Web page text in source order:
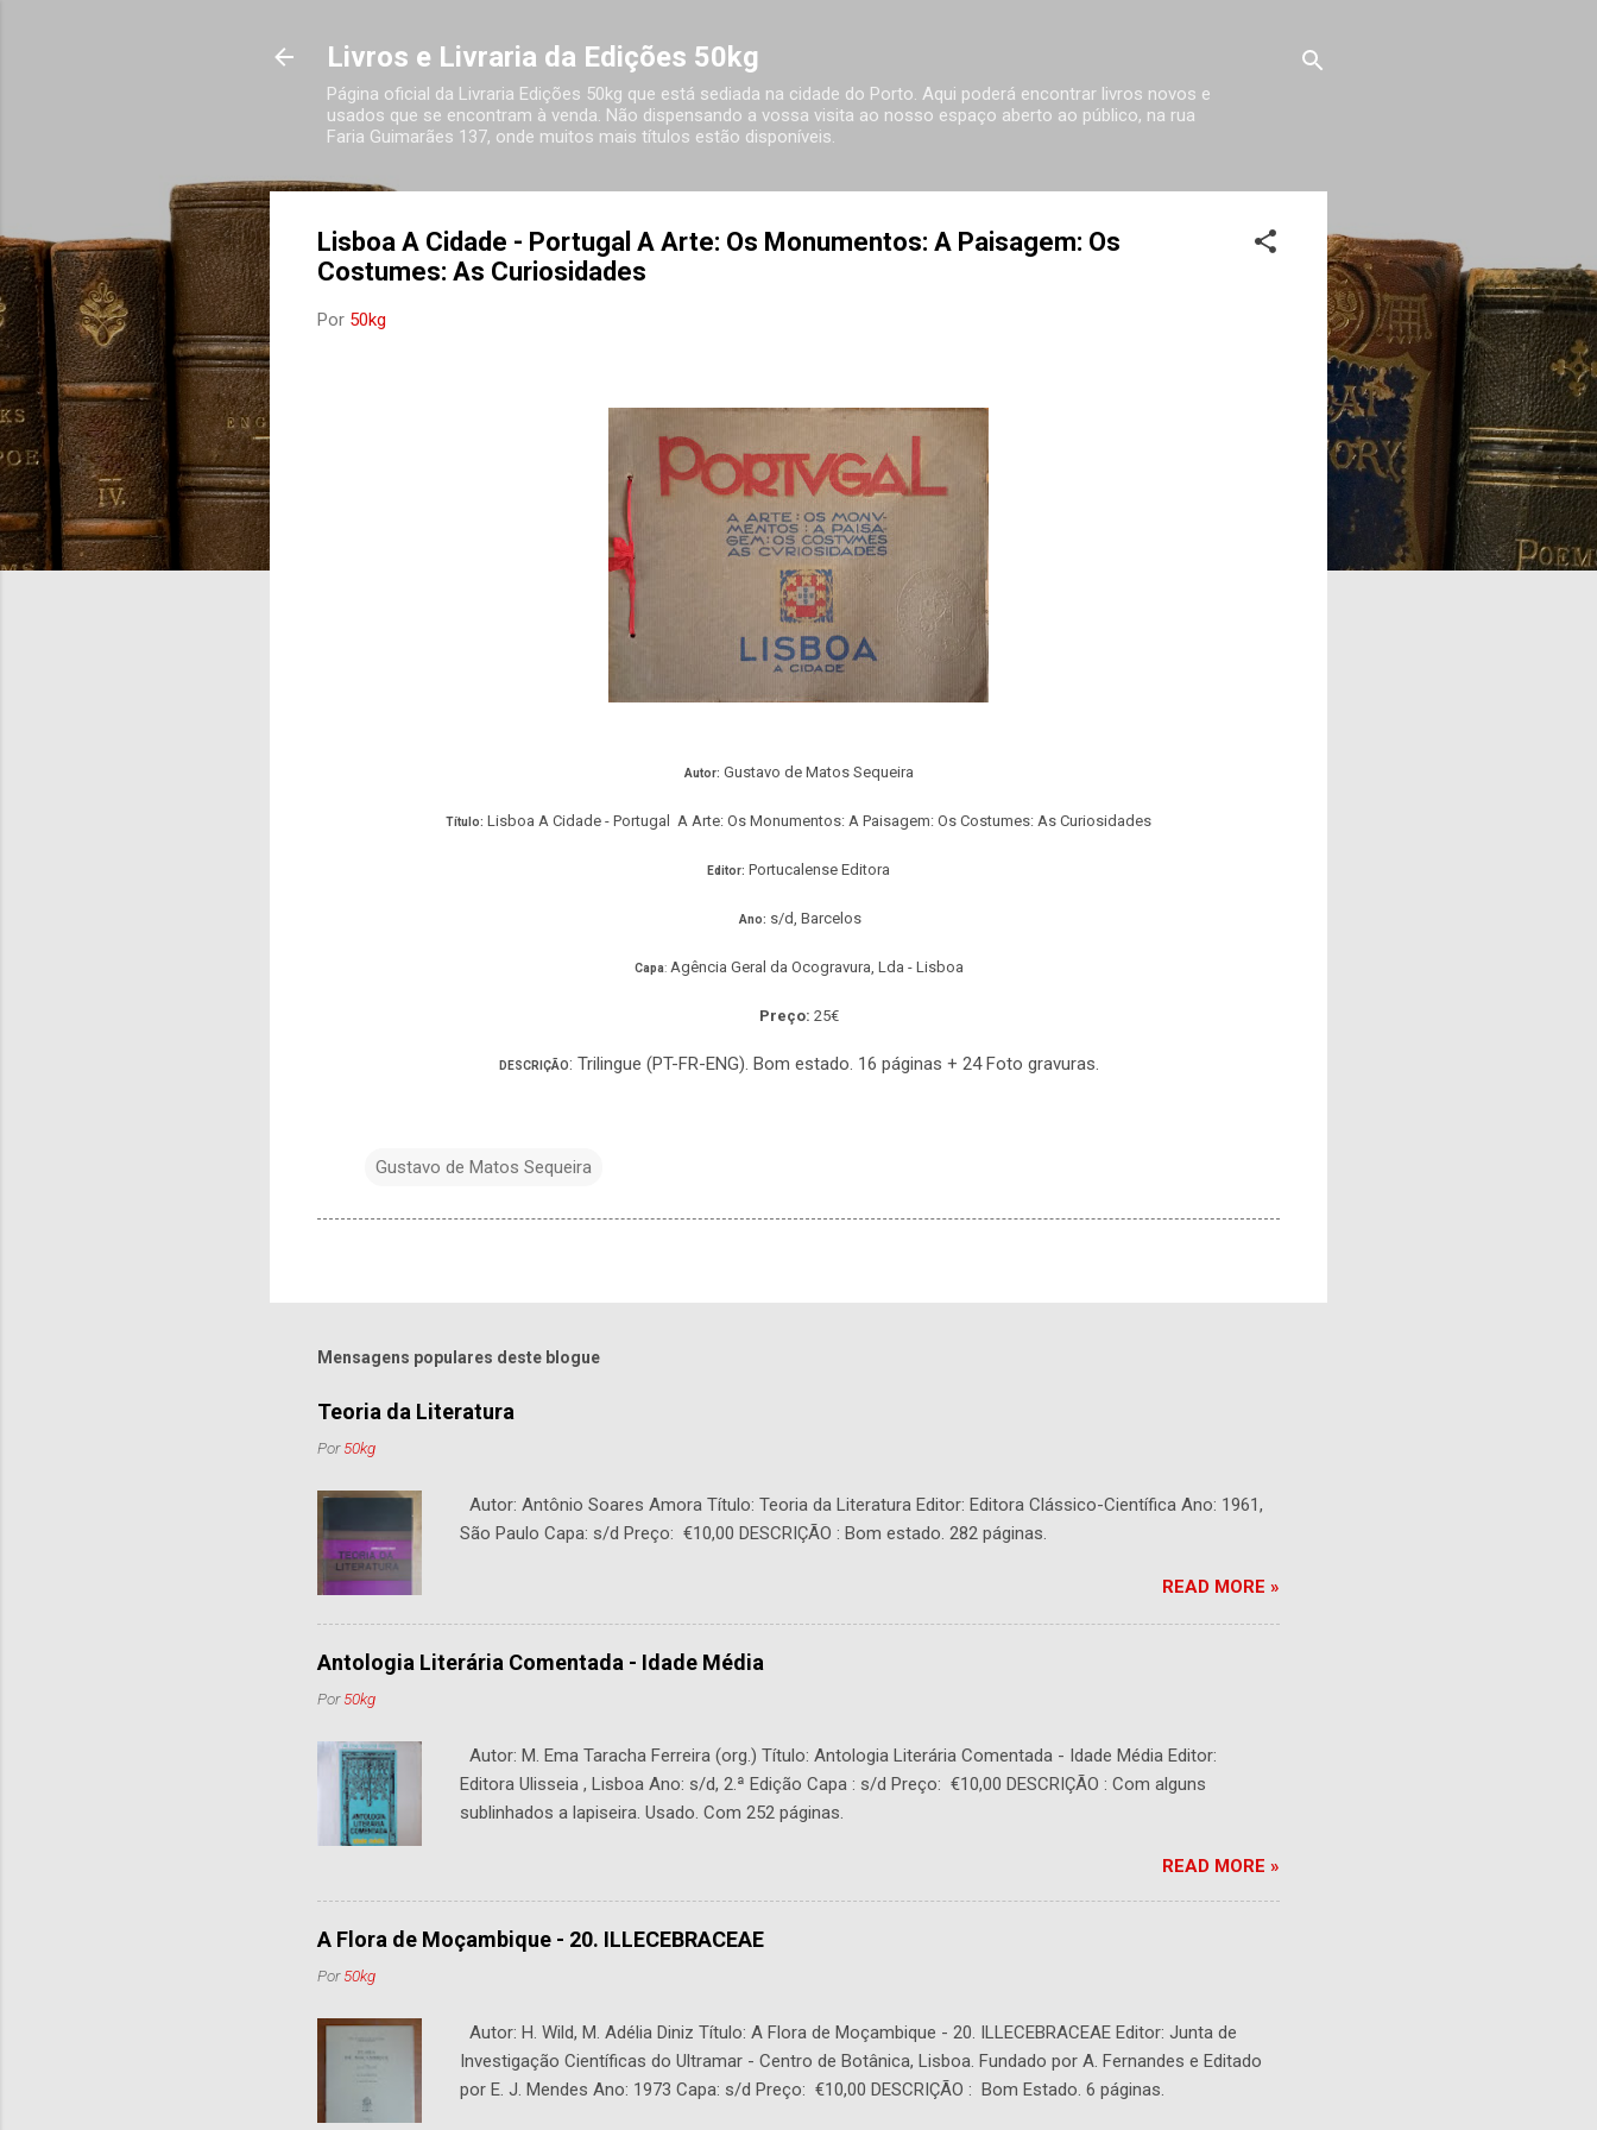
Livros e Livraria da Edições 50kg
Página oficial da Livraria Edições 50kg que está sediada na cidade do Porto. Aqui poderá encontrar livros novos e
usados que se encontram à venda. Não dispensando a vossa visita ao nosso espaço aberto ao público, na rua
Faria Guimarães 137, onde muitos mais títulos estão disponíveis.
Lisboa A Cidade - Portugal A Arte: Os Monumentos: A Paisagem: Os
Costumes: As Curiosidades
Por 50kg
Autor: Gustavo de Matos Sequeira
Título: Lisboa A Cidade - Portugal A Arte: Os Monumentos: A Paisagem: Os Costumes: As Curiosidades
Editor: Portucalense Editora
Ano: s/d, Barcelos
Capa:Agência Geral da Ocogravura, Lda - Lisboa
Preço: 25€
DESCRIÇÃO: Trilingue (PT-FR-ENG). Bom estado. 16 páginas + 24 Foto gravuras.
Gustavo de Matos Sequeira
Mensagens populares deste blogue
Teoria da Literatura
Por50kg
Autor: Antônio Soares Amora Título: Teoria da Literatura Editor: Editora Clássico-Científica Ano: 1961,
São Paulo Capa: s/d Preço: €10,00 DESCRIÇÃO : Bom estado. 282 páginas.
READ MORE »
Antologia Literária Comentada - Idade Média
Por50kg
Autor: M. Ema Taracha Ferreira (org.) Título: Antologia Literária Comentada - Idade Média Editor:
Editora Ulisseia , Lisboa Ano: s/d, 2.ª Edição Capa : s/d Preço: €10,00 DESCRIÇÃO : Com alguns
sublinhados a lapiseira. Usado. Com 252 páginas.
READ MORE »
A Flora de Moçambique - 20. ILLECEBRACEAE
Por50kg
Autor: H. Wild, M. Adélia Diniz Título: A Flora de Moçambique - 20. ILLECEBRACEAE Editor: Junta de
Investigação Científicas do Ultramar - Centro de Botânica, Lisboa. Fundado por A. Fernandes e Editado
por E. J. Mendes Ano: 1973 Capa: s/d Preço: €10,00 DESCRIÇÃO : Bom Estado. 6 páginas.